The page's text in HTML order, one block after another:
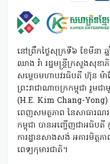
នៅព្រឹកថ្ងៃសុក្រទី៦ ខែមីនា ឆ្
ឈាង រ៉ា រដ្ឋមន្ត្រីក្រសួងសុខ
សម្តេចមហាបវរធិបតី ហ៊ុន ម៉ា
ព្រះរាជាណាចក្រកម្ពុជា រួម
(H.E. Kim Chang-Yong)
ពេញសមត្ថភាព នៃសាធារណរ
កម្ពុជា បានអញ្ជើញជាអធិប
ការដ្ឋានសាងសង់ អគារមិត្តភ
ពេទ្យកុមារជាតិ។